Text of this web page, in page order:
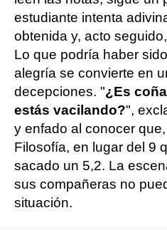
estudiante intenta
obtenida y, acto
Lo que podría haber
alegría se convierte en
decepciones. "¿Es
estás vacilando?",
y enfado al conocer
Filosofía, en lugar del 9
sacado un 5,2. La
sus compañeras no
situación.